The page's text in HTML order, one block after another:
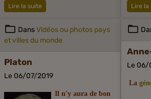
Lire la suite Lire la
DansVidéos ou photos pays
et villes du monde
Platon
Le 06/07/2019
Il n'y aura de bon
Le 06/
La